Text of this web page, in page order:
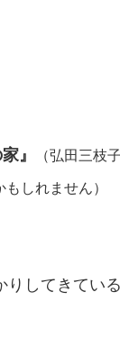
』 （弘田三枝子
もしれません）
してきている